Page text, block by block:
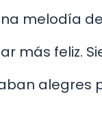
melodía
más feliz.